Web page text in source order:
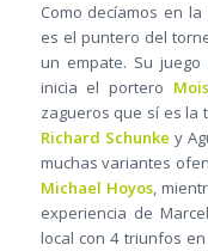
Como decíamos en
es el puntero del
un empate. Su
inicia el portero
zagueros que sí es la
Richard Schunke y
muchas variantes
Michael Hoyos,
experiencia de
local con 4 triunfos